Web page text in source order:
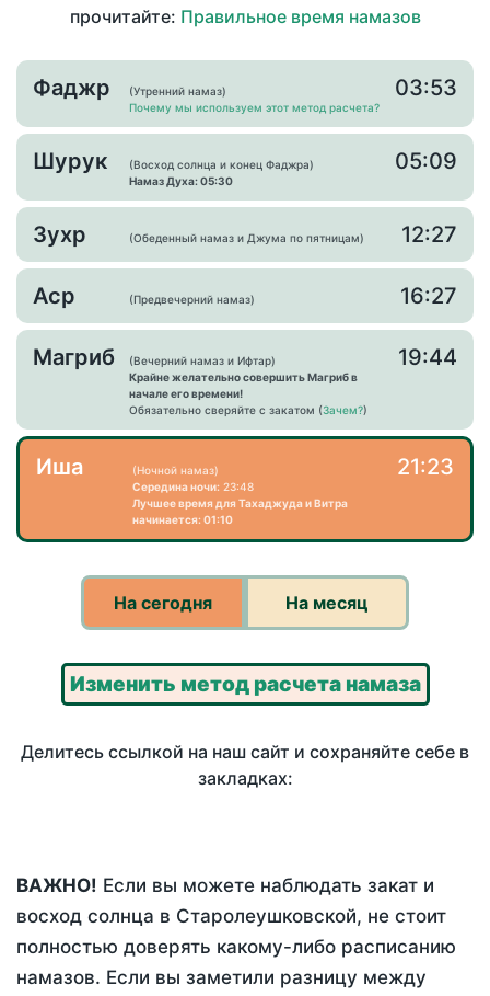
прочитайте: Правильное время намазов
Фаджр
(Утренний намаз)
Почему мы используем этот метод расчета?
03:53
Шурук
(Восход солнца и конец Фаджра)
Намаз Духа: 05:30
05:09
Зухр (Обеденный намаз и Джума по пятницам) 12:27
Аср (Предвечерний намаз) 16:27
Магриб
(Вечерний намаз и Ифтар)
Крайне желательно совершить Магриб в
начале его времени!
Обязательно сверяйте с закатом (Зачем?)
19:44
Иша
(Ночной намаз)
Середина ночи: 23:48
Лучшее время для Тахаджуда и Витра
начинается: 01:10
21:23
На сегодня На месяц
Изменить метод расчета намаза
Делитесь ссылкой на наш сайт и сохраняйте себе в
закладках:
ВАЖНО! Если вы можете наблюдать закат и
восход солнца в Старолеушковской, не стоит
полностью доверять какому-либо расписанию
намазов. Если вы заметили разницу между